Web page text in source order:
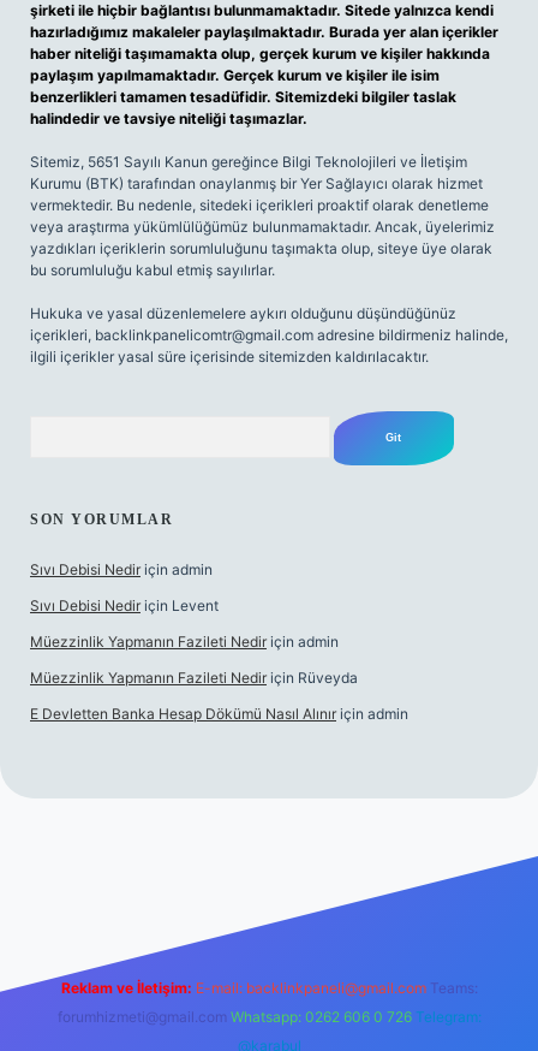
şirketi ile hiçbir bağlantısı bulunmamaktadır. Sitede yalnızca kendi
hazırladığımız makaleler paylaşılmaktadır. Burada yer alan içerikler
haber niteliği taşımamakta olup, gerçek kurum ve kişiler hakkında
paylaşım yapılmamaktadır. Gerçek kurum ve kişiler ile isim
benzerlikleri tamamen tesadüfidir. Sitemizdeki bilgiler taslak
halindedir ve tavsiye niteliği taşımazlar.
Sitemiz, 5651 Sayılı Kanun gereğince Bilgi Teknolojileri ve İletişim
Kurumu (BTK) tarafından onaylanmış bir Yer Sağlayıcı olarak hizmet
vermektedir. Bu nedenle, sitedeki içerikleri proaktif olarak denetleme
veya araştırma yükümlülüğümüz bulunmamaktadır. Ancak, üyelerimiz
yazdıkları içeriklerin sorumluluğunu taşımakta olup, siteye üye olarak
bu sorumluluğu kabul etmiş sayılırlar.
Hukuka ve yasal düzenlemelere aykırı olduğunu düşündüğünüz
içerikleri, backlinkpanelicomtr@gmail.com adresine bildirmeniz halinde,
ilgili içerikler yasal süre içerisinde sitemizden kaldırılacaktır.
SON YORUMLAR
Sıvı Debisi Nedir için admin
Sıvı Debisi Nedir için Levent
Müezzinlik Yapmanın Fazileti Nedir için admin
Müezzinlik Yapmanın Fazileti Nedir için Rüveyda
E Devletten Banka Hesap Dökümü Nasıl Alınır için admin
Reklam ve İletişim: E-mail: backlinkpaneli@gmail.com Teams:
forumhizmeti@gmail.com Whatsapp: 0262 606 0 726 Telegram:
@karabul